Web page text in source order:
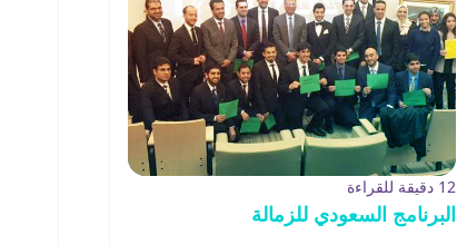
12 دقيقة للقراءة
البرنامج السعودي للزمالة